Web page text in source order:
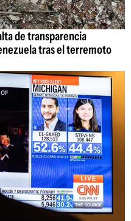
de transparencia
tras el terremoto